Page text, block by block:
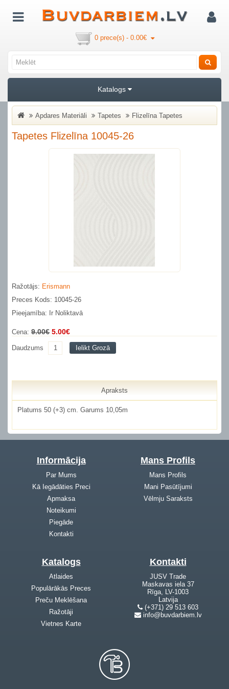
0 prece(s) - 0.00€
Katalogs
Apdares Materiāli Tapetes Flizelīna Tapetes
Tapetes Flizelīna 10045-26
Ražotājs: Erismann
Preces Kods: 10045-26
Pieejamība: Ir Noliktavā
Cena: 9.00€ 5.00€
Daudzums Ielikt Grozā
Apraksts
Platums 50 (+3) cm. Garums 10,05m
Informācija
Par Mums
Kā Iegādāties Preci
Apmaksa
Noteikumi
Piegāde
Kontakti
Mans Profils
Mans Profils
Mani Pasūtījumi
Vēlmju Saraksts
Katalogs
Atlaides
Populārākās Preces
Preču Meklēšana
Ražotāji
Vietnes Karte
Kontakti
JUSV Trade
Maskavas iela 37
Rīga, LV-1003
Latvija
(+371) 29 513 603
info@buvdarbiem.lv